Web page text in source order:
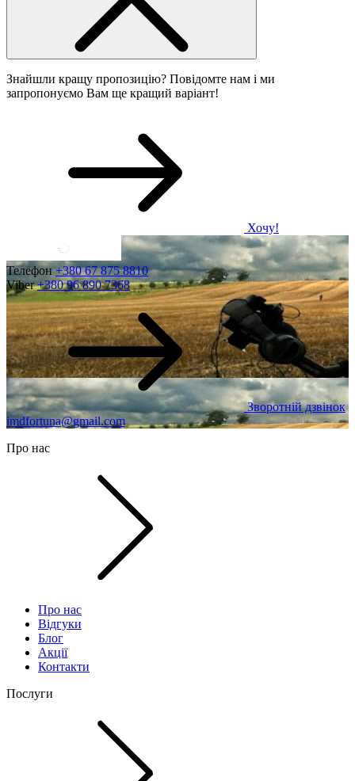
Знайшли кращу пропозицію? Повідомте нам і ми
запропонуємо Вам ще кращий варіант!
Хочу!
Телефон+380 67 875 8810
Viber+380 96 890 7368
Зворотній дзвінок
imdfortuna@gmail.com
Про нас
Про нас
Відгуки
Блог
Акції
Контакти
Послуги